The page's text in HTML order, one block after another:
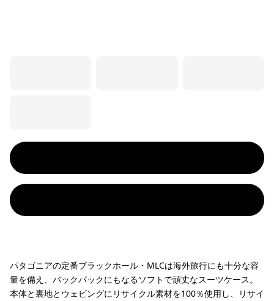
パタゴニアの定番ブラックホール・MLCは海外旅行にも十分な容
量を備え、バックパックにもなるソフトで頑丈なスーツケース。
本体と裏地とウェビングにリサイクル素材を100％使用し、リサイ